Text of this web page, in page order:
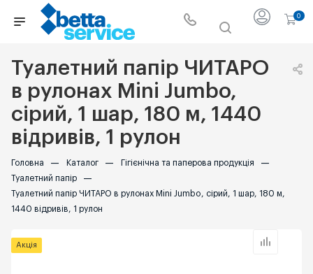
0
Туалетний папір ЧИТАРО
в рулонах Mini Jumbo,
сірий, 1 шар, 180 м, 1440
відривів, 1 рулон
Головна — Каталог — Гігієнічна та паперова продукція —
Туалетний папір —
Туалетний папір ЧИТАРО в рулонах Mini Jumbo, сірий, 1 шар, 180 м,
1440 відривів, 1 рулон
Акція